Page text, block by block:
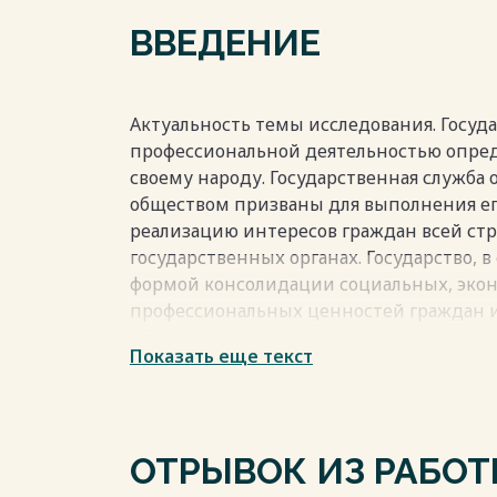
гражданским
Весь текст будет доступенпосле
ВВЕДЕНИЕ
Актуальность темы исследования.
профессиональной деятельностью
своему народу. Государственная
обществом призваны для выполнения
реализацию интересов граждан всей
государственных органах. Государство,
формой консолидации социальных,
профессиональных ценностей граждан
масштабах всей страны осуществляет
государственного управления, которая
Показать еще текст
ОТРЫВОК ИЗ